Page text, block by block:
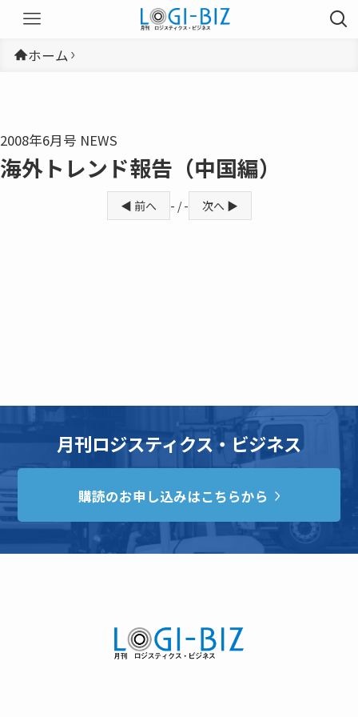
ホーム
2008年6月号 NEWS
海外トレンド報告（中国編）
◀ 前へ - / - 次へ ▶
月刊ロジスティクス・ビジネス
購読のお申し込みはこちらから